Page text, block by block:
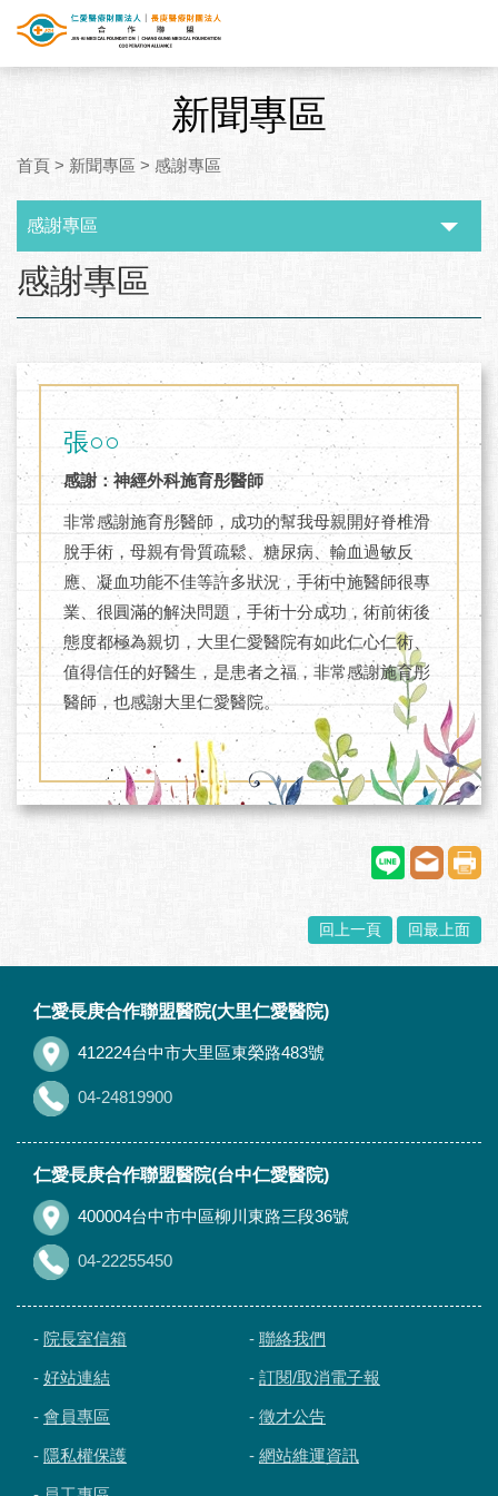
新聞專區
首頁 > 新聞專區 > 感謝專區
感謝專區
感謝專區
張○○
感謝：神經外科施育彤醫師
非常感謝施育彤醫師，成功的幫我母親開好脊椎滑
脫手術，母親有骨質疏鬆、糖尿病、輸血過敏反
應、凝血功能不佳等許多狀況，手術中施醫師很專
業、很圓滿的解決問題，手術十分成功，術前術後
態度都極為親切，大里仁愛醫院有如此仁心仁術、
值得信任的好醫生，是患者之福，非常感謝施育彤
醫師，也感謝大里仁愛醫院。
回上一頁 回最上面
仁愛長庚合作聯盟醫院(大里仁愛醫院)
412224台中市大里區東榮路483號
04-24819900
仁愛長庚合作聯盟醫院(台中仁愛醫院)
400004台中市中區柳川東路三段36號
04-22255450
- 院長室信箱 - 聯絡我們
- 好站連結 - 訂閱/取消電子報
- 會員專區 - 徵才公告
- 隱私權保護 - 網站維運資訊